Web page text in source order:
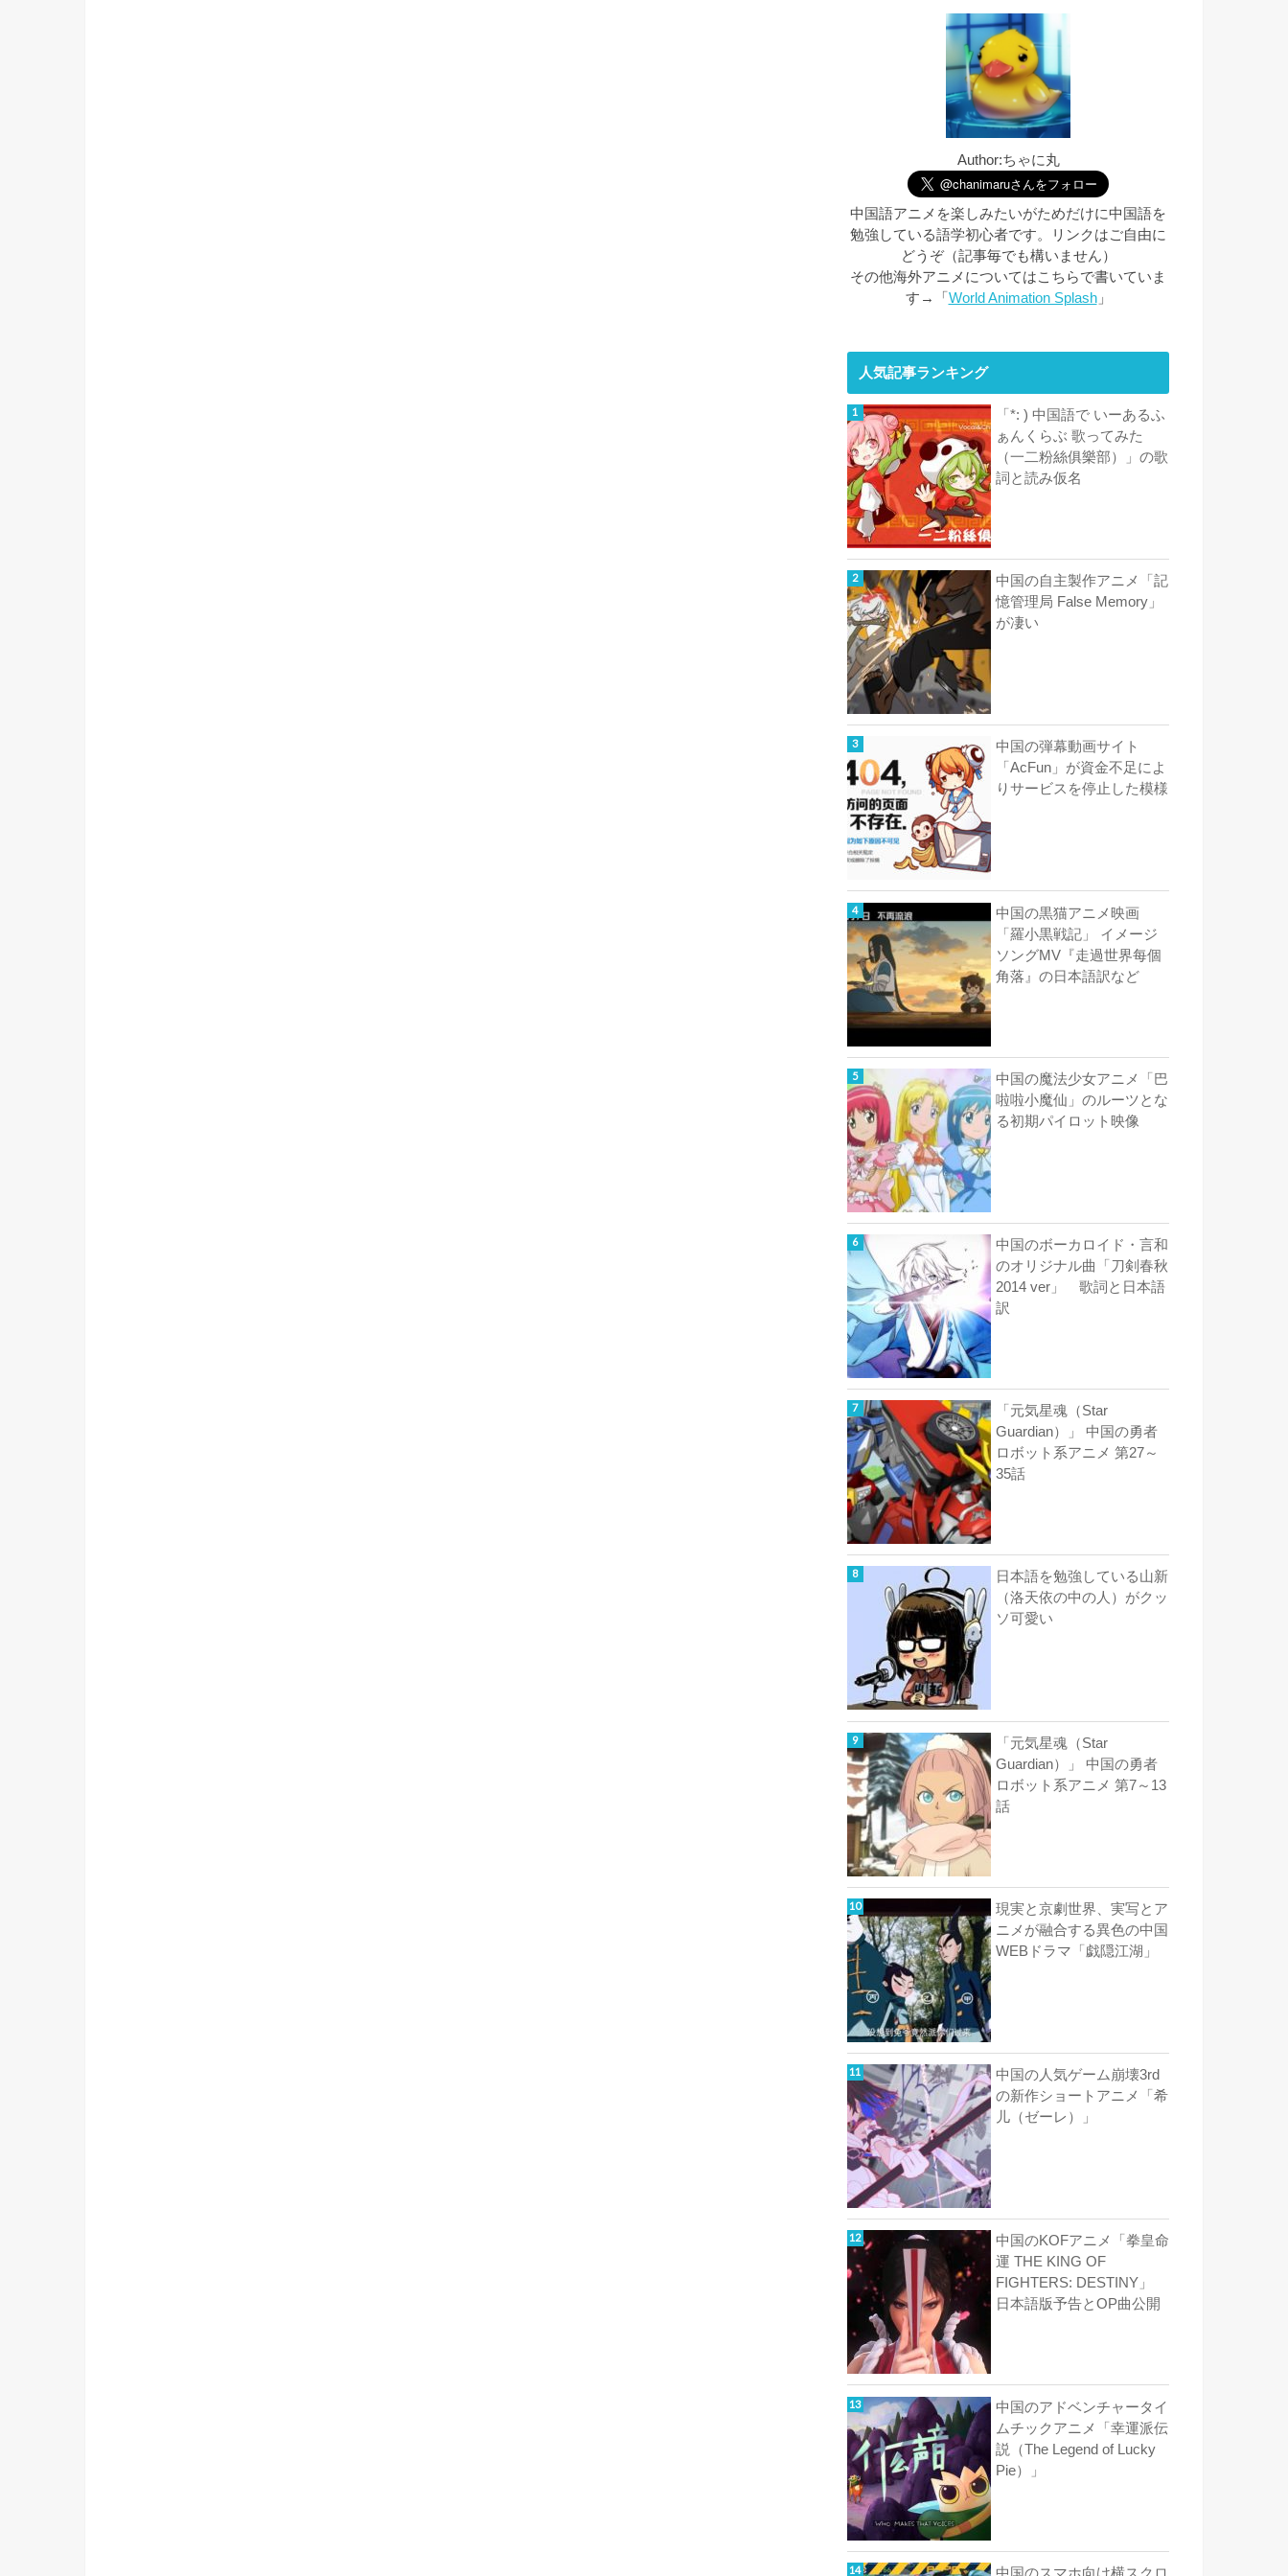
Author:ちゃに丸
中国語アニメを楽しみたいがためだけに中国語を
勉強している語学初心者です。リンクはご自由に
どうぞ（記事毎でも構いません）
その他海外アニメについてはこちらで書いていま
す→「 World Animation Splash」
人気記事ランキング
「*: ) 中国語で いーあるふ
ぁんくらぶ 歌ってみた
（一二粉絲俱樂部）」の歌
詞と読み仮名
中国の自主製作アニメ「記
憶管理局 False Memory」
が凄い
中国の弾幕動画サイト
「AcFun」が資金不足によ
りサービスを停止した模様
中国の黒猫アニメ映画
「羅小黒戦記」 イメージ
ソングMV『走過世界每個
角落』の日本語訳など
中国の魔法少女アニメ「巴
啦啦小魔仙」のルーツとな
る初期パイロット映像
中国のボーカロイド・言和
のオリジナル曲「刀剣春秋
2014 ver」 歌詞と日本語
訳
「元気星魂（Star
Guardian）」 中国の勇者
ロボット系アニメ 第27～
35話
日本語を勉強している山新
（洛天依の中の人）がクッ
ソ可愛い
「元気星魂（Star
Guardian）」 中国の勇者
ロボット系アニメ 第7～13
話
現実と京劇世界、実写とア
ニメが融合する異色の中国
WEBドラマ「戯隠江湖」
中国の人気ゲーム崩壊3rd
の新作ショートアニメ「希
儿（ゼーレ）」
中国のKOFアニメ「拳皇命
運 THE KING OF
FIGHTERS: DESTINY」
日本語版予告とOP曲公開
中国のアドベンチャータイ
ムチックアニメ「幸運派伝
説（The Legend of Lucky
Pie）」
中国のスマホ向け横スクロ